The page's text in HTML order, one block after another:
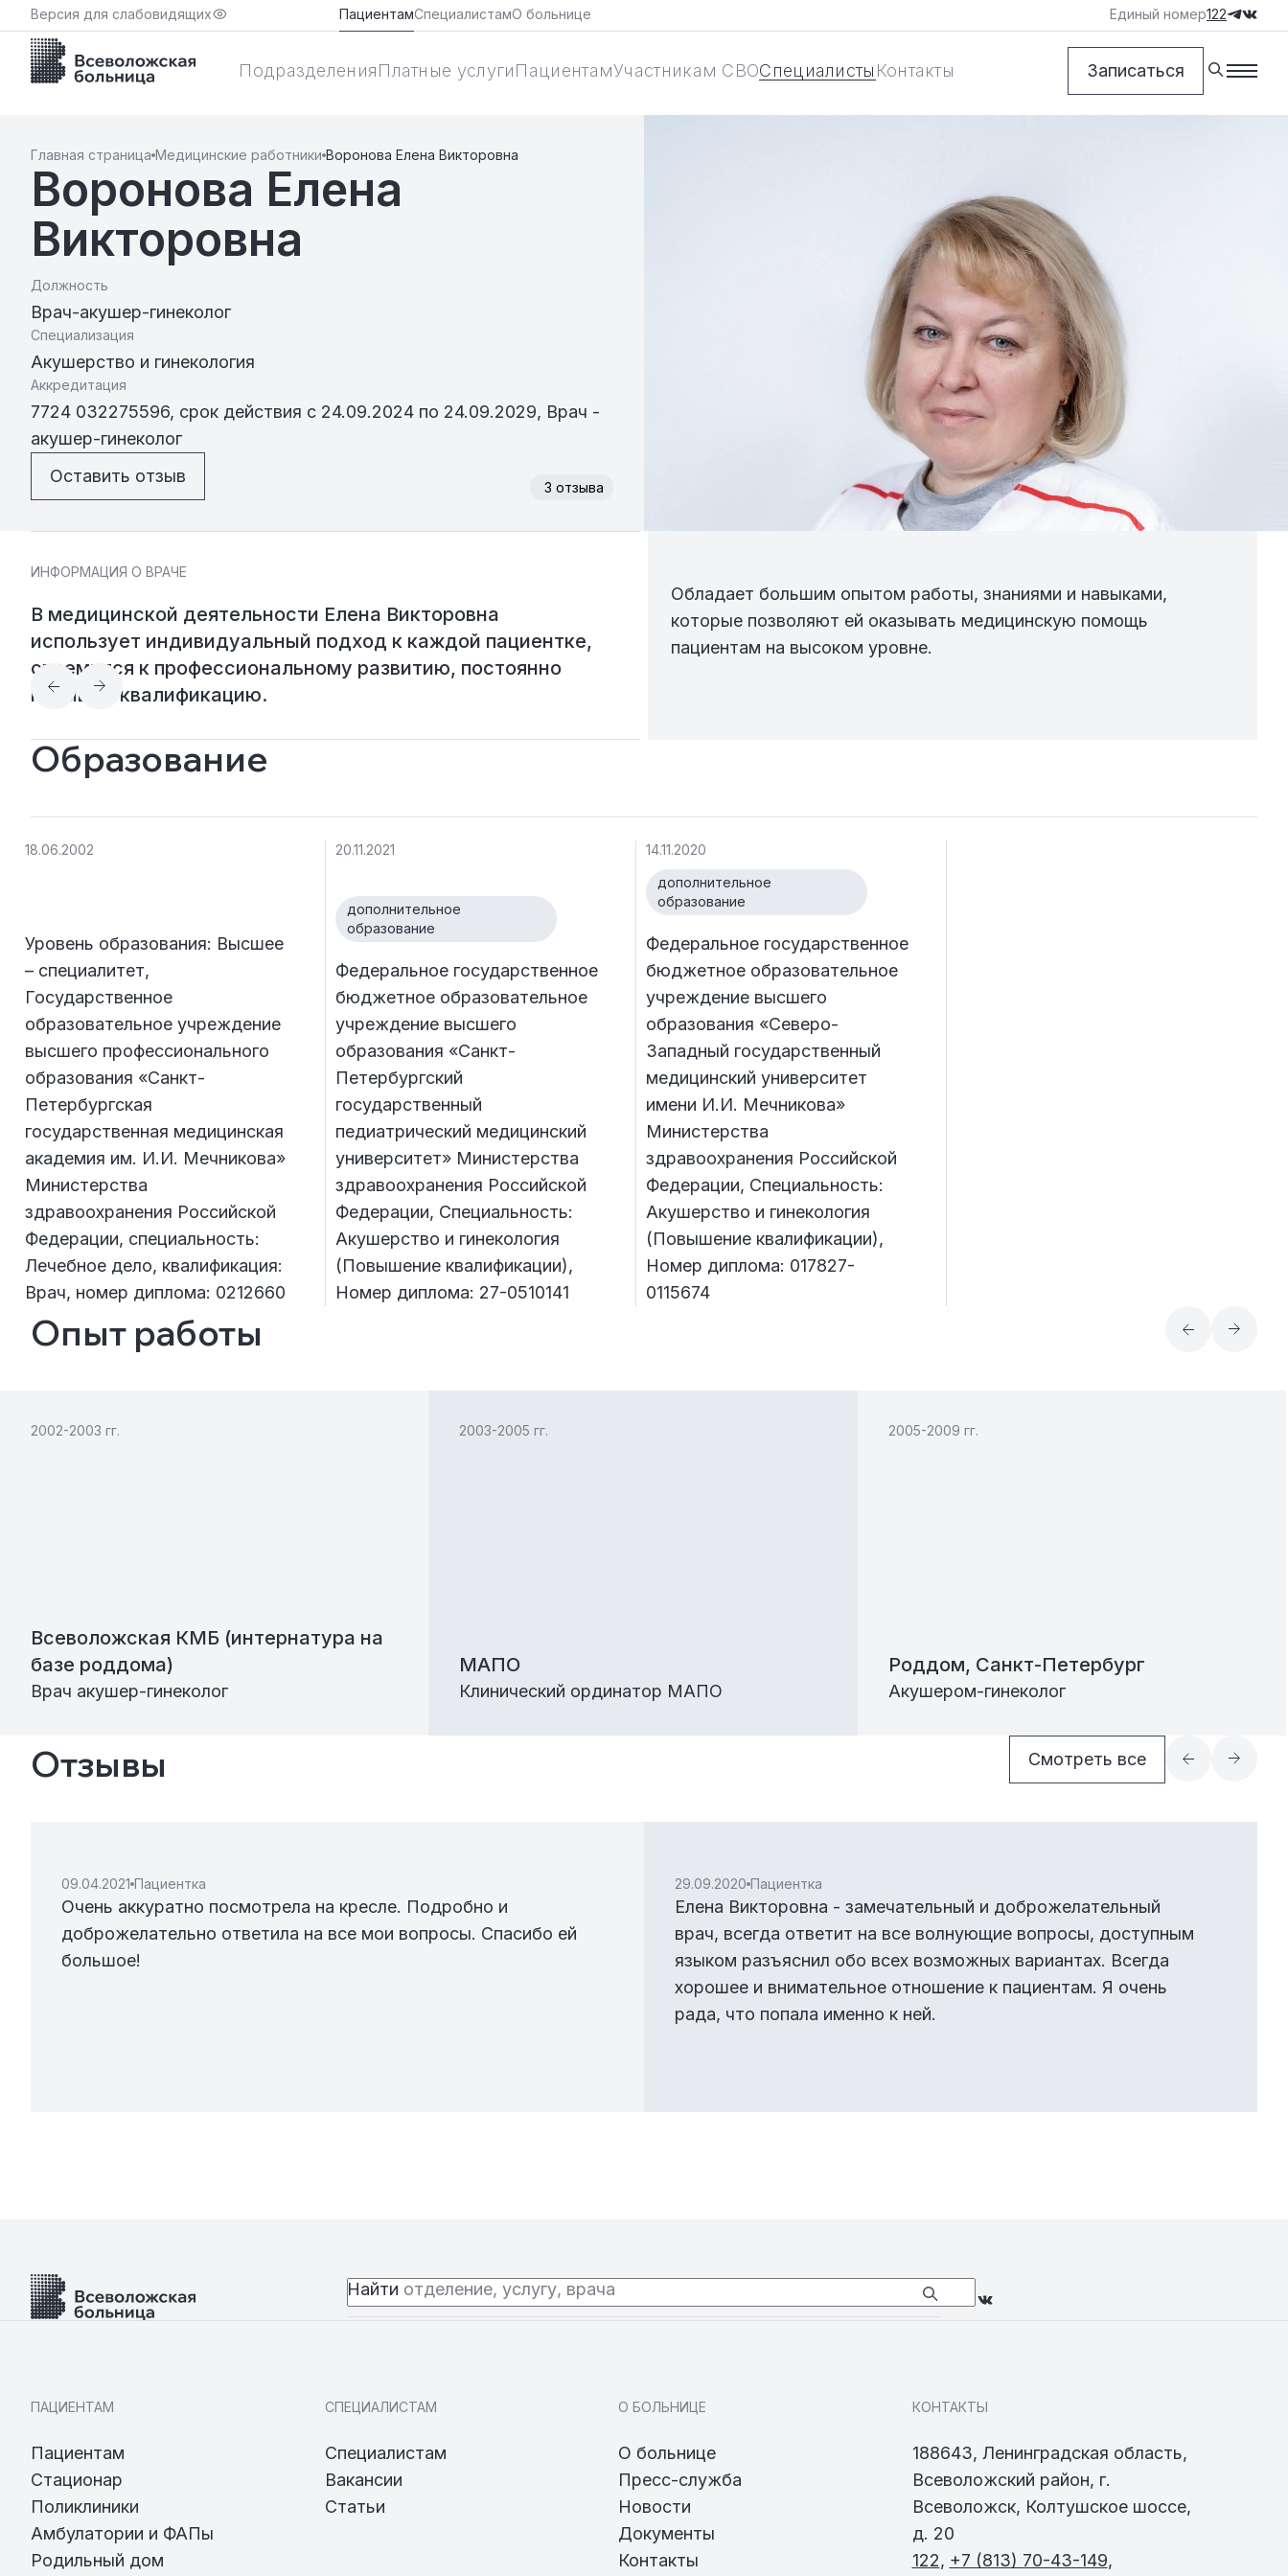
Версия для слабовидящих ПациентамСпециалистамО больнице Единый номер122
ПодразделенияПлатные услугиПациентамУчастникам СВОСпециалисты Контакты Записаться
Главная страница Медицинские работники Воронова Елена Викторовна
Воронова Елена
Викторовна
Должность
Врач-акушер-гинеколог
Специализация
Акушерство и гинекология
Аккредитация
7724 032275596, срок действия с 24.09.2024 по 24.09.2029, Врач -
акушер-гинеколог
Оставить отзыв
3 отзыва
ИНФОРМАЦИЯ О ВРАЧЕ
В медицинской деятельности Елена Викторовна
использует индивидуальный подход к каждой пациентке,
стремится к профессиональному развитию, постоянно
повышая квалификацию.
Обладает большим опытом работы, знаниями и навыками,
которые позволяют ей оказывать медицинскую помощь
пациентам на высоком уровне.
Образование
18.06.2002
Уровень образования: Высшее
– специалитет,
Государственное
образовательное учреждение
высшего профессионального
образования «Санкт-
Петербургская
государственная медицинская
академия им. И.И. Мечникова»
Министерства
здравоохранения Российской
Федерации, специальность:
Лечебное дело, квалификация:
Врач, номер диплома: 0212660
20.11.2021
дополнительное
образование
Федеральное государственное
бюджетное образовательное
учреждение высшего
образования «Санкт-
Петербургский
государственный
педиатрический медицинский
университет» Министерства
здравоохранения Российской
Федерации, Специальность:
Акушерство и гинекология
(Повышение квалификации),
Номер диплома: 27-0510141
14.11.2020
дополнительное
образование
Федеральное государственное
бюджетное образовательное
учреждение высшего
образования «Северо-
Западный государственный
медицинский университет
имени И.И. Мечникова»
Министерства
здравоохранения Российской
Федерации, Специальность:
Акушерство и гинекология
(Повышение квалификации),
Номер диплома: 017827-
0115674
Опыт работы
2002-2003 гг.
Всеволожская КМБ (интернатура на
базе роддома)
Врач акушер-гинеколог
2003-2005 гг.
МАПО
Клинический ординатор МАПО
2005-2009 гг.
Роддом, Санкт-Петербург
Акушером-гинеколог
Отзывы Смотреть все
09.04.2021 Пациентка
Очень аккуратно посмотрела на кресле. Подробно и
доброжелательно ответила на все мои вопросы. Спасибо ей
большое!
29.09.2020 Пациентка
Елена Викторовна - замечательный и доброжелательный
врач, всегда ответит на все волнующие вопросы, доступным
языком разъяснил обо всех возможных вариантах. Всегда
хорошее и внимательное отношение к пациентам. Я очень
рада, что попала именно к ней.
Найти отделение, услугу, врача
ПАЦИЕНТАМ
Пациентам
Стационар
Поликлиники
Амбулатории и ФАПы
Родильный дом
СПЕЦИАЛИСТАМ
Специалистам
Вакансии
Статьи
О БОЛЬНИЦЕ
О больнице
Пресс-служба
Новости
Документы
Контакты
КОНТАКТЫ
188643, Ленинградская область,
Всеволожский район, г.
Всеволожск, Колтушское шоссе,
д. 20
122, +7 (813) 70-43-149,